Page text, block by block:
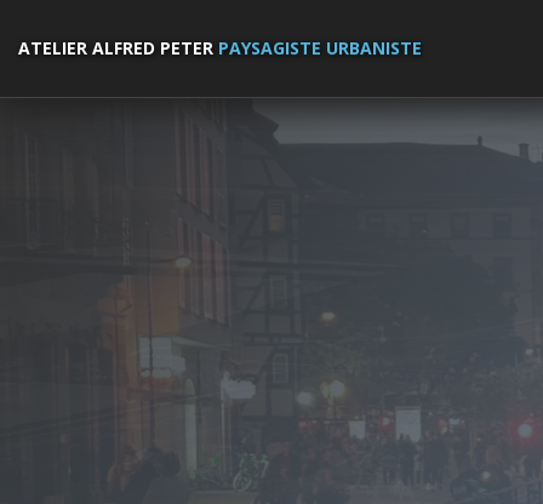
ATELIER ALFRED PETER PAYSAGISTE URBANISTE